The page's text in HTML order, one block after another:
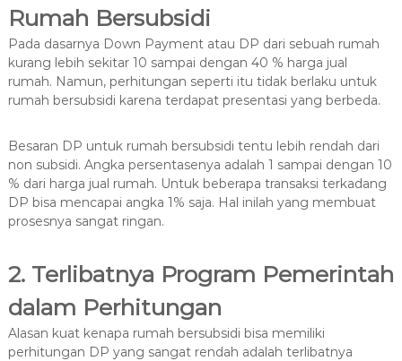
Rumah Bersubsidi
Pada dasarnya Down Payment atau DP dari sebuah rumah
kurang lebih sekitar 10 sampai dengan 40 % harga jual
rumah. Namun, perhitungan seperti itu tidak berlaku untuk
rumah bersubsidi karena terdapat presentasi yang berbeda.
Besaran DP untuk rumah bersubsidi tentu lebih rendah dari
non subsidi. Angka persentasenya adalah 1 sampai dengan 10
% dari harga jual rumah. Untuk beberapa transaksi terkadang
DP bisa mencapai angka 1% saja. Hal inilah yang membuat
prosesnya sangat ringan.
2. Terlibatnya Program Pemerintah
dalam Perhitungan
Alasan kuat kenapa rumah bersubsidi bisa memiliki
perhitungan DP yang sangat rendah adalah terlibatnya